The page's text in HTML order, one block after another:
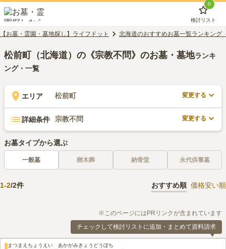
0
検討リスト
【お墓・霊園・墓地探し】ライフドット 北海道のおすすめお墓一覧ランキング
松前町（北海道）の《宗教不問》のお墓・墓地ランキ
ング・一覧
エリア 松前町 変更する
詳細条件 宗教不問 変更する
お墓タイプから選ぶ
一般墓 樹木葬 納骨堂 永代供養墓
1-2/2件 おすすめ順 価格安い順
※このページにはPRリンクが含まれています
チェックして検討リストに追加・まとめて資料請求
まつまえちょうえい あかがみきょうどうぼち